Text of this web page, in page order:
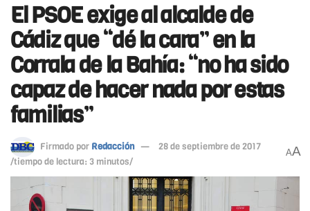
El PSOE exige al alcalde de
Cádiz que “dé la cara” en la
Corrala de la Bahía: “no ha sido
capaz de hacer nada por estas
familias”
Firmado por Redacción
28 de septiembre de 2017
/tiempo de lectura: 3 minutos/
AA